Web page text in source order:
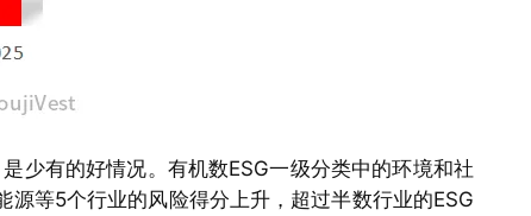
少有的好情况。有机数ESG一级分类中的环境和社
等5个行业的风险得分上升，超过半数行业的ESG